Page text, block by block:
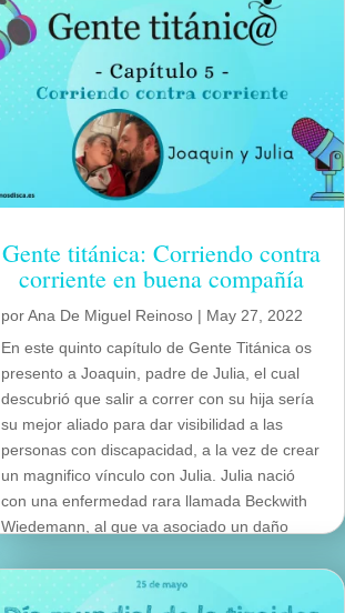
Gente titánica: Corriendo contra
corriente en buena compañía
porAna De Miguel Reinoso | May 27, 2022
En este quinto capítulo de Gente Titánica os
presento a Joaquin, padre de Julia, el cual
descubrió que salir a correr con su hija sería
su mejor aliado para dar visibilidad a las
personas con discapacidad, a la vez de crear
un magnifico vínculo con Julia. Julia nació
con una enfermedad rara llamada Beckwith
Wiedemann, al que va asociado un daño